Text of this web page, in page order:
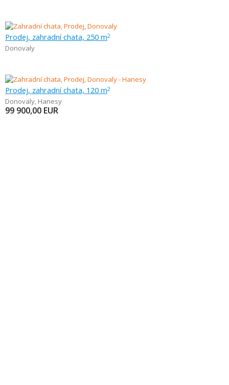
Prodej, zahradní chata, 250 m2
Donovaly
Prodej, zahradní chata, 120 m2
Donovaly, Hanesy
99 900,00 EUR